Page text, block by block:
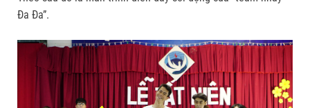
Đa Đa”.